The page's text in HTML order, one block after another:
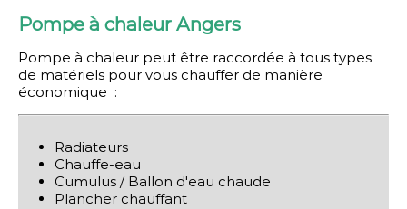
Pompe à chaleur Angers
Pompe à chaleur peut être raccordée à tous types
de matériels pour vous chauffer de manière
économique :
Radiateurs
Chauffe-eau
Cumulus / Ballon d'eau chaude
Plancher chauffant